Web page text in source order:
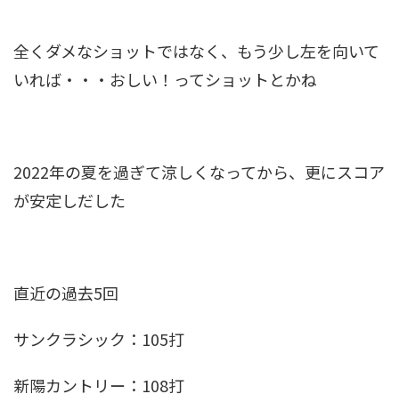
全くダメなショットではなく、もう少し左を向いて
いれば・・・おしい！ってショットとかね
2022年の夏を過ぎて涼しくなってから、更にスコア
が安定しだした
直近の過去5回
サンクラシック：105打
新陽カントリー：108打